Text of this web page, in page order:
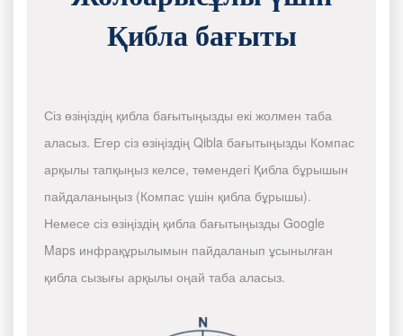
Қибла бағыты
Сіз өзіңіздің қибла бағытыңызды екі жолмен таба
аласыз. Егер сіз өзіңіздің Qibla бағытыңызды Компас
арқылы тапқыңыз келсе, төмендегі Қибла бұрышын
пайдаланыңыз (Компас үшін қибла бұрышы).
Немесе сіз өзіңіздің қибла бағытыңызды Google
Maps инфрақұрылымын пайдаланып ұсынылған
қибла сызығы арқылы оңай таба аласыз.